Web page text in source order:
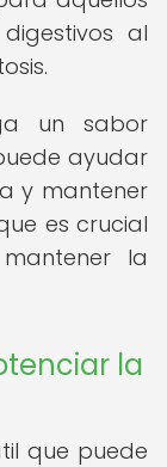
al
un sabor
ayudar
y mantener
es crucial
la
la
que puede